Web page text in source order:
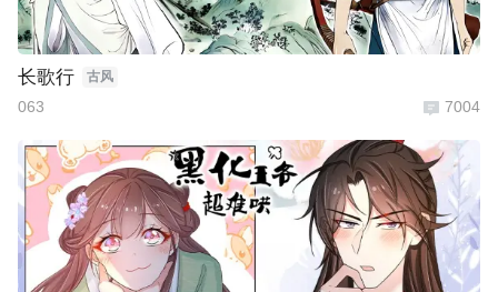
长歌行 古风
063 7004